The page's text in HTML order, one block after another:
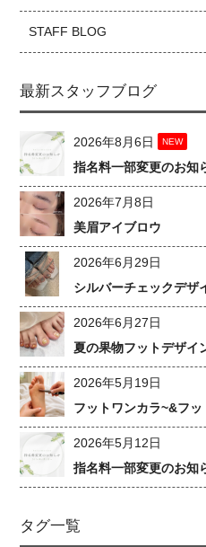
STAFF BLOG
最新スタッフブログ
2026年8月6日 NEW
指名料一部変更のお知
2026年7月8日
美眉アイブロウ
2026年6月29日
シルバーチェックデ
2026年6月27日
夏の果物フットデザイ
2026年5月19日
フットワンカラ~&フッ
2026年5月12日
指名料一部変更のお知
タグ一覧